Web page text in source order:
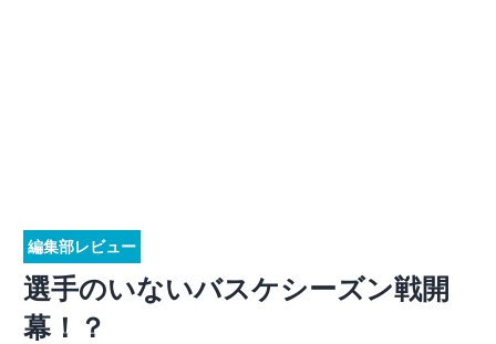
編集部レビュー
選手のいないバスケシーズン戦開
幕！？